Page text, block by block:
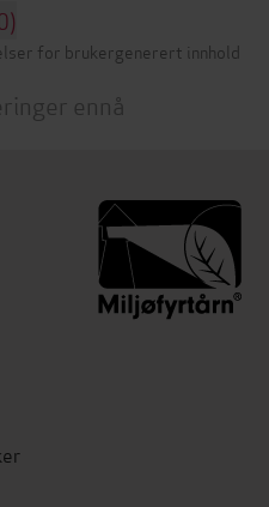
for brukergenerert innhold
ennå